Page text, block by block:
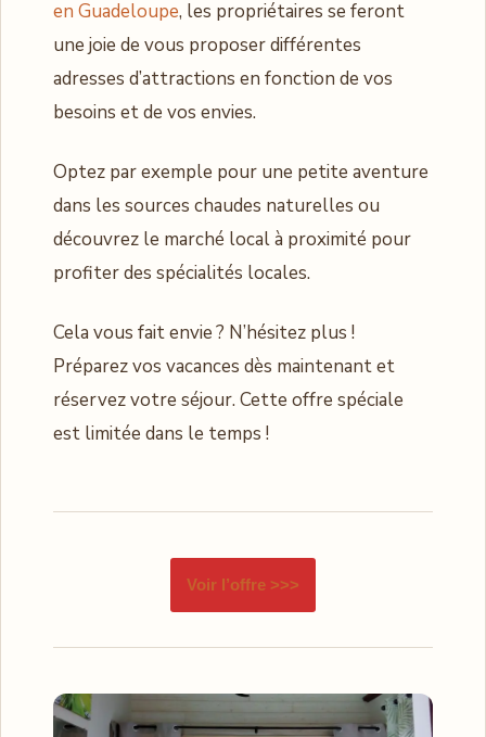
en Guadeloupe, les propriétaires se feront
une joie de vous proposer différentes
adresses d’attractions en fonction de vos
besoins et de vos envies.
Optez par exemple pour une petite aventure
dans les sources chaudes naturelles ou
découvrez le marché local à proximité pour
profiter des spécialités locales.
Cela vous fait envie ? N’hésitez plus !
Préparez vos vacances dès maintenant et
réservez votre séjour. Cette offre spéciale
est limitée dans le temps !
Voir l’offre >>>